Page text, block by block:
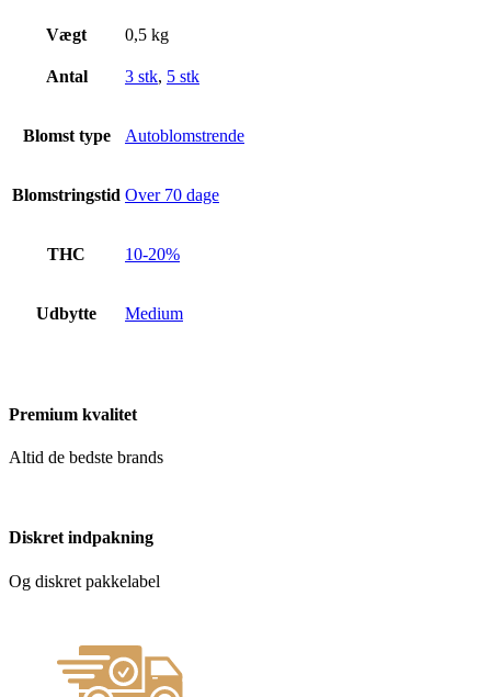
Vægt 0,5 kg
Antal 3 stk, 5 stk
Blomst type Autoblomstrende
Blomstringstid Over 70 dage
THC 10-20%
Udbytte Medium
Premium kvalitet
Altid de bedste brands
Diskret indpakning
Og diskret pakkelabel